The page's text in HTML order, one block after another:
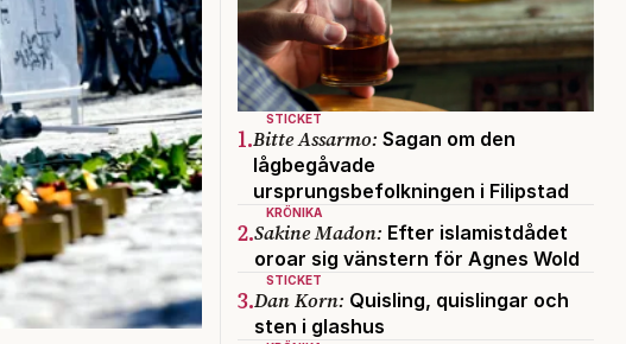
STICKET
1.Bitte Assarmo: Sagan om den
lågbegåvade
ursprungsbefolkningen i Filipstad
KRÖNIKA
2.Sakine Madon: Efter islamistdådet
oroar sig vänstern för Agnes Wold
STICKET
3.Dan Korn: Quisling, quislingar och
sten i glashus